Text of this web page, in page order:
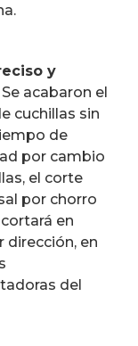
y
Se acabaron el
cuchillas sin
de
por cambio
el corte
por chorro
en
dirección, en
del